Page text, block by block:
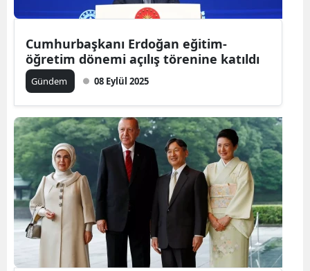
Cumhurbaşkanı Erdoğan eğitim-
öğretim dönemi açılış törenine katıldı
Gündem 08 Eylül 2025